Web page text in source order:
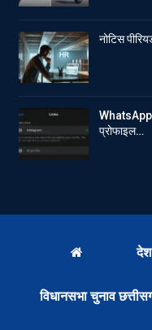
नोटिस
WhatsApp
प्रोफाइल…
विधानसभा चुनाव